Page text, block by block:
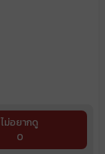
ไม่อยากดู
0